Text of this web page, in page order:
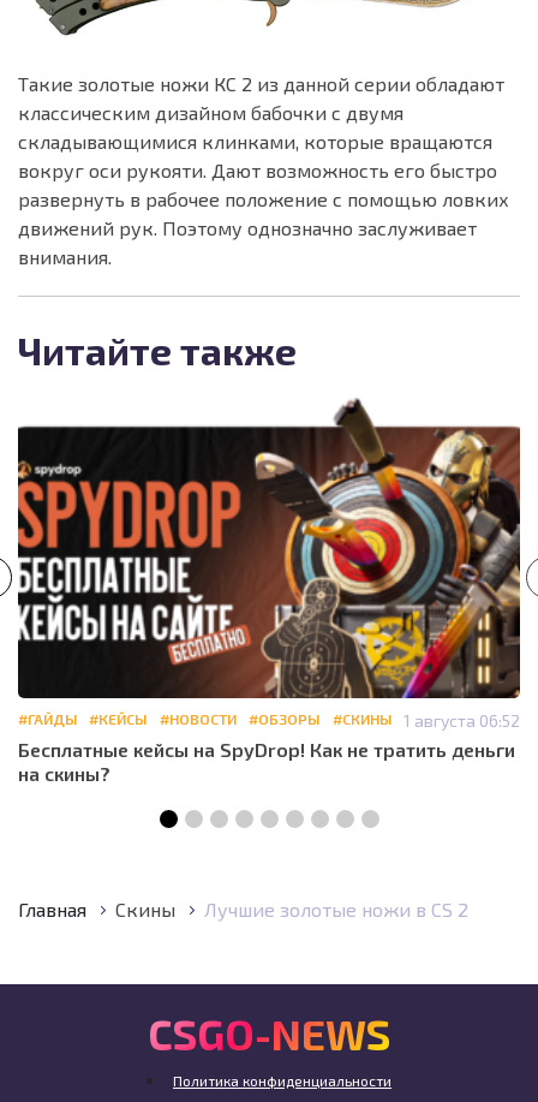
Такие золотые ножи КС 2 из данной серии обладают
классическим дизайном бабочки с двумя
складывающимися клинками, которые вращаются
вокруг оси рукояти. Дают возможность его быстро
развернуть в рабочее положение с помощью ловких
движений рук. Поэтому однозначно заслуживает
внимания.
Читайте также
#ГАЙДЫ #КЕЙСЫ #НОВОСТИ #ОБЗОРЫ #СКИНЫ 1 августа 06:52
Бесплатные кейсы на SpyDrop! Как не тратить деньги
на скины?
Главная Скины Лучшие золотые ножи в CS 2
CSGO-NEWS
Политика конфиденциальности